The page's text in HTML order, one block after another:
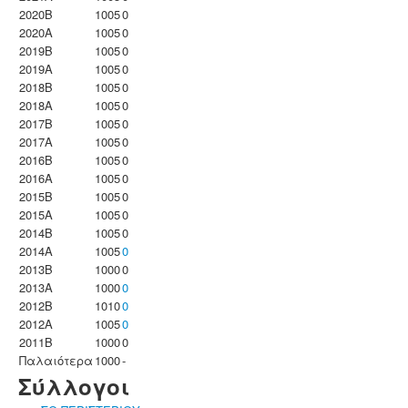
2020B
10050
2020A
10050
2019B
10050
2019A
10050
2018B
10050
2018A
10050
2017B
10050
2017A
10050
2016B
10050
2016A
10050
2015B
10050
2015A
10050
2014B
10050
2014A
10050
2013B
10000
2013A
10000
2012B
10100
2012A
10050
2011B
10000
Παλαιότερα 1000-
Σύλλογοι